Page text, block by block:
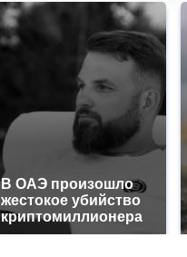
В ОАЭ произошло
жестокое убийство
криптомиллионера